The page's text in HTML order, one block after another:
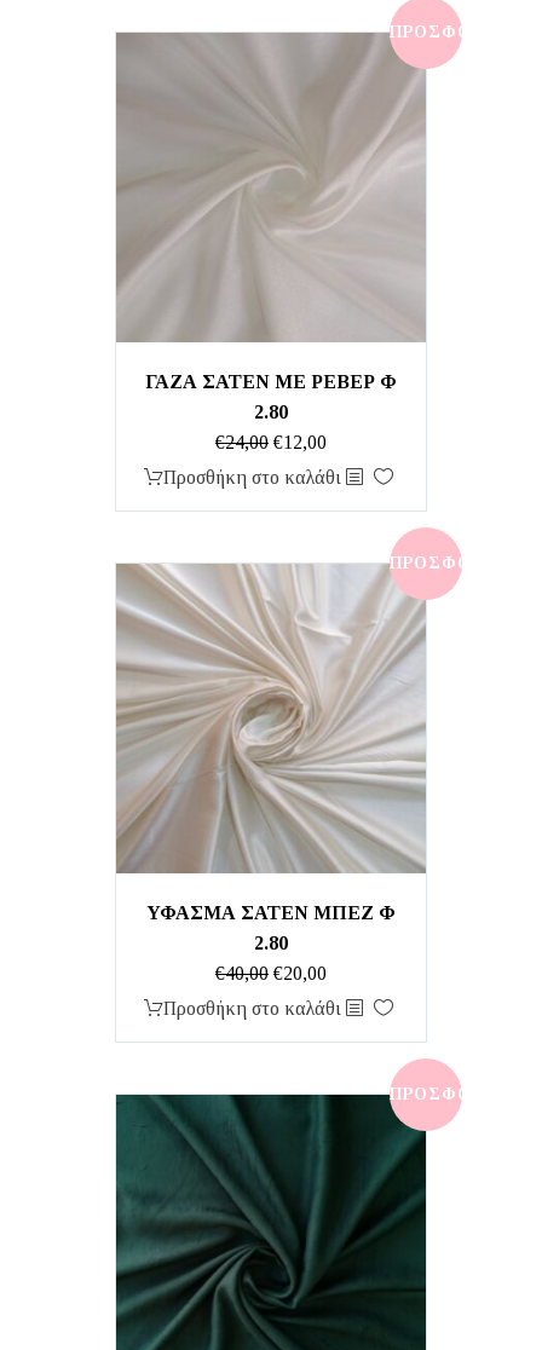
ΠΡΟΣΦΟΡΆ!
ΓΑΖΑ ΣΑΤΕΝ ΜΕ ΡΕΒΕΡ Φ
2.80
€24,00 Original
price
€12,00Η
τρέχουσα
€12,00.
Προσθήκη στο καλάθι
ΠΡΟΣΦΟΡΆ!
ΥΦΑΣΜΑ ΣΑΤΕΝ ΜΠΕΖ Φ
2.80
€40,00 Original
price
€20,00Η
τρέχουσα
€20,00.
Προσθήκη στο καλάθι
ΠΡΟΣΦΟΡΆ!